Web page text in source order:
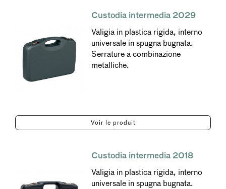
Custodia intermedia 2029
Valigia in plastica rigida, interno
universale in spugna bugnata.
Serrature a combinazione
metalliche.
Voir le produit
Custodia intermedia 2018
Valigia in plastica rigida, interno
universale in spugna bugnata.